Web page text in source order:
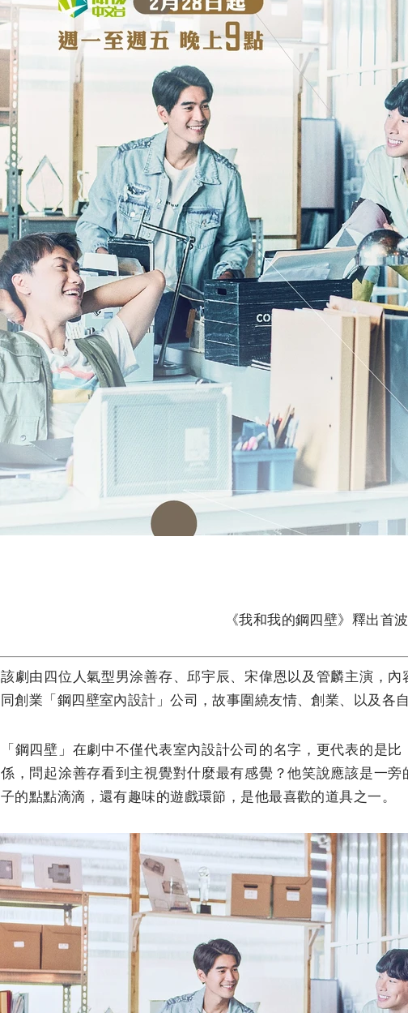
《我和我的鋼四壁》釋出首波
該劇由四位人氣型男涂善存、邱宇辰、宋偉恩以及管麟主演，
同創業「鋼四壁室內設計」公司，故事圍繞友情、創業、以及各
「鋼四壁」在劇中不僅代表室內設計公司的名字，更代表的是
係，問起涂善存看到主視覺對什麼最有感覺？他笑說應該是一
子的點點滴滴，還有趣味的遊戲環節，是他最喜歡的道具之一。